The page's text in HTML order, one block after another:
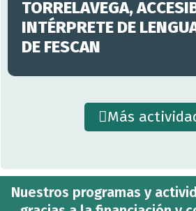
TORRELAVEGA,
INTÉRPRETE DE
DE FESCAN
Más
Nuestros programas y